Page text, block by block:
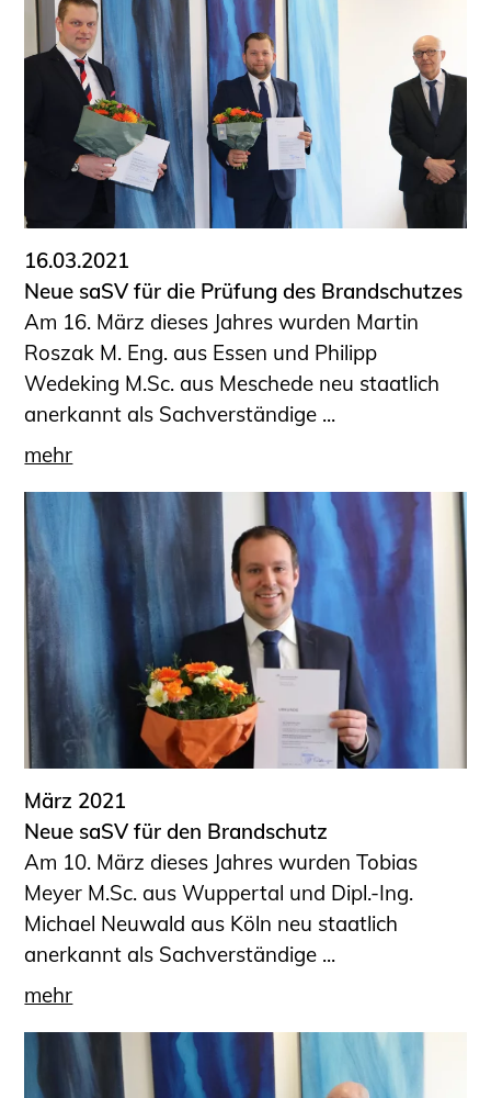
16.03.2021
Neue saSV für die Prüfung des Brandschutzes
Am 16. März dieses Jahres wurden Martin
Roszak M. Eng. aus Essen und Philipp
Wedeking M.Sc. aus Meschede neu staatlich
anerkannt als Sachverständige ...
mehr
März 2021
Neue saSV für den Brandschutz
Am 10. März dieses Jahres wurden Tobias
Meyer M.Sc. aus Wuppertal und Dipl.-Ing.
Michael Neuwald aus Köln neu staatlich
anerkannt als Sachverständige ...
mehr